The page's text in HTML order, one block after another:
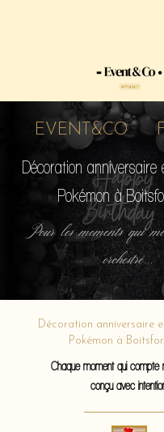
EVENT&CO
Décoration anniversaire
Pokémon à
Pour les moments qui
orchestré...
Décoration anniversaire
Pokémon à
Chaque moment qui compte
conçu avec